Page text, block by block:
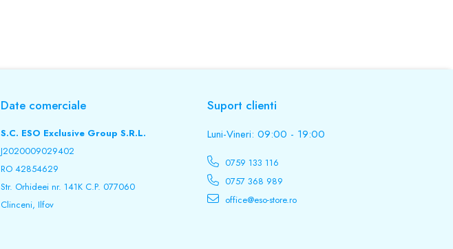
Date comerciale
S.C. ESO Exclusive Group S.R.L.
J2020009029402
RO 42854629
Str. Orhideei nr. 141K C.P. 077060
Clinceni, Ilfov
Suport clienti
Luni-Vineri: 09:00 - 19:00
0759 133 116
0757 368 989
office@eso-store.ro